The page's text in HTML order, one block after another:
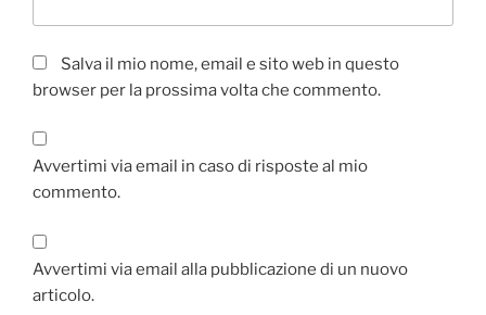
Salva il mio nome, email e sito web in questo
browser per la prossima volta che commento.
Avvertimi via email in caso di risposte al mio
commento.
Avvertimi via email alla pubblicazione di un nuovo
articolo.